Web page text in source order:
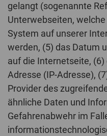
gelangt (sogenannte
Unterwebseiten,
System auf unserer
werden, (5) das Datum
auf die Internetseite,
Adresse (IP-Adresse),
Provider des
ähnliche Daten und
Gefahrenabwehr im